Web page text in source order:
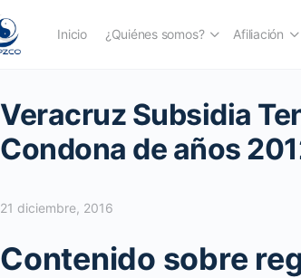
Inicio ¿Quiénes somos? Afiliación
Veracruz Subsidia
Condona de años
21 diciembre, 2016
Contenido sobre